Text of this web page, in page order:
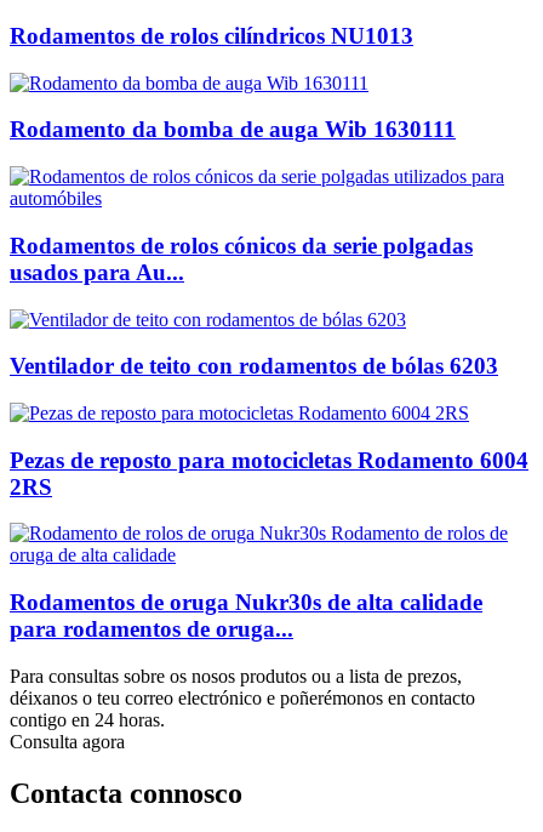
Rodamentos de rolos cilíndricos NU1013
Rodamento da bomba de auga Wib 1630111
Rodamentos de rolos cónicos da serie polgadas
usados ​​para Au...
Ventilador de teito con rodamentos de bólas 6203
Pezas de reposto para motocicletas Rodamento 6004
2RS
Rodamentos de oruga Nukr30s de alta calidade
para rodamentos de oruga...
Para consultas sobre os nosos produtos ou a lista de prezos,
déixanos o teu correo electrónico e poñerémonos en contacto
contigo en 24 horas.
Consulta agora
Contacta connosco